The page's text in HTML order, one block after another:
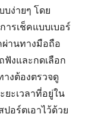
ง่ายๆ โดย
ารเช็คแบบเบอร์
านทางมือถือ
ฟังและกดเลือก
งต้องตรวจดู
ยะเวลาที่อยู่ใน
อร์ตเอาไว้ด้วย